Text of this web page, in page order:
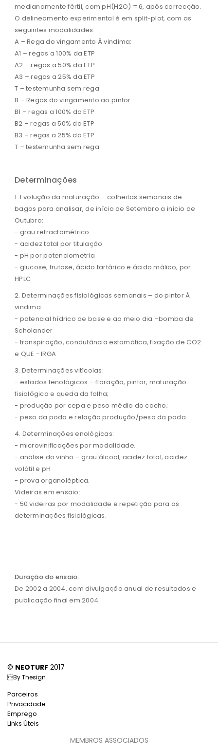
medianamente fértil, com pH(H2O) = 6, após correcção.
O delineamento experimental é em split-plot, com as
seguintes modalidades:
A – Rega do vingamento À vindima:
A1 – regas a 100% da ETP
A2 – regas a 50% da ETP
A3 – regas a 25% da ETP
T – testemunha sem rega
B – Regas do vingamento ao pintor
B1 – regas a 100% da ETP
B2 – regas a 50% da ETP
B3 – regas a 25% da ETP
T – testemunha sem rega
Determinações
1. Evolução da maturação – colheitas semanais de
bagos para analisar, de início de Setembro a início de
Outubro:
- grau refractométrico
- acidez total por titulação
- pH por potenciometria
- glucose, frutose, ácido tartárico e ácido málico, por
HPLC
2. Determinações fisiológicas semanais – do pintor À
vindima:
- potencial hídrico de base e ao meio dia –bomba de
Scholander
- transpiração, condutância estomática, fixação de CO2
e QUE - IRGA
3. Determinações vitícolas:
- estados fenológicos – floração, pintor, maturação
fisiológica e queda da folha;
- produção por cepa e peso médio do cacho;
- peso da poda e relação produção/peso da poda.
4. Determinações enológicas:
- microvinificações por modalidade;
- análise do vinho – grau álcool, acidez total, acidez
volátil e pH
- prova organoléptica.
Videiras em ensaio:
- 50 videiras por modalidade e repetição para as
determinações fisiológicas.
Duração do ensaio:
De 2002 a 2004, com divulgação anual de resultados e
publicação final em 2004.
© NEOTURF 2017
ByThesign
Parceiros
Privacidade
Emprego
Links Úteis
MEMBROS ASSOCIADOS